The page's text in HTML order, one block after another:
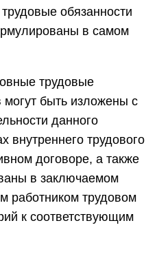
обязанности
в самом
трудовые
могут быть изложены с
данного
внутреннего трудового
договоре, а также
в заключаемом
работником трудовом
к соответствующим